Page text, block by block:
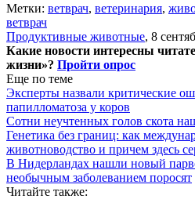
Метки: ветврач, ветеринария,
ветврач
Продуктивные животные, 8
Какие новости интересны
жизни»? Пройти опрос
Еще по теме
Эксперты назвали критические
папилломатоза у коров
Сотни неучтенных голов скота
Генетика без границ: как
животноводство и причем здесь
В Нидерландах нашли новый
необычным заболеванием поросят
Читайте также: